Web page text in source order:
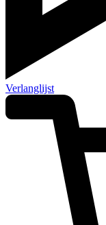
Verlanglijst